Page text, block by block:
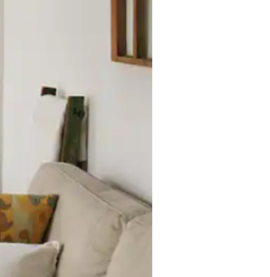
tocando e deslizando o dedo na tela.